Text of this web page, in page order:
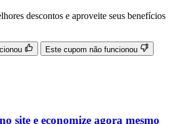
descontos e aproveite seus benefícios
Este cupom não funcionou
site e economize agora mesmo